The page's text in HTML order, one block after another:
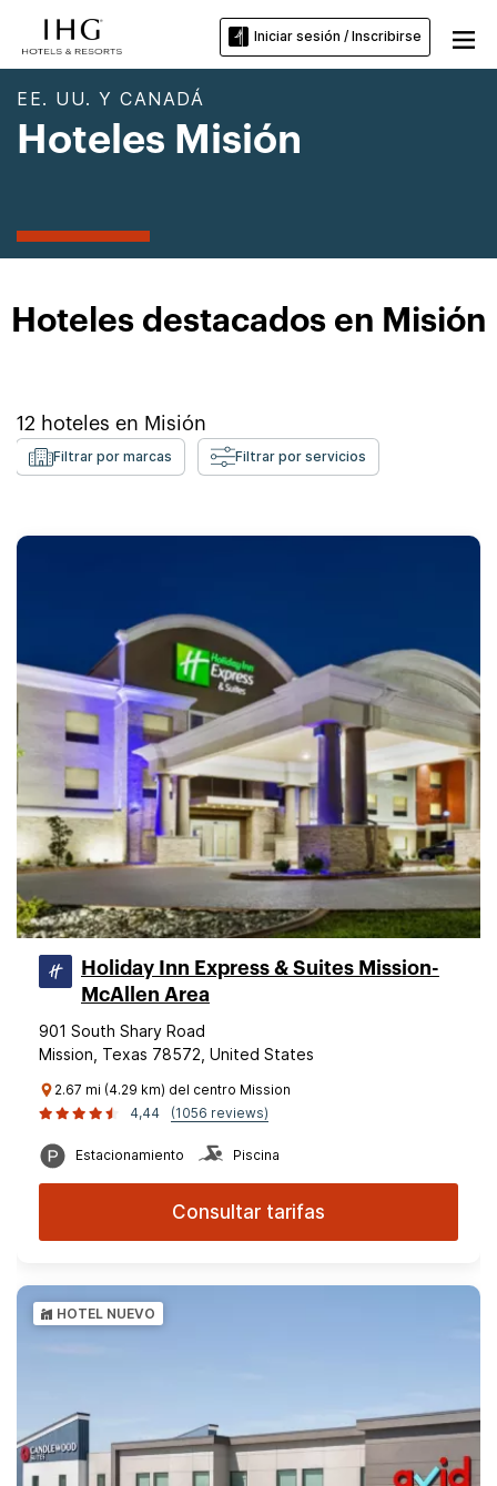
Iniciar sesión / Inscribirse
EE. UU. Y CANADÁ
Hoteles Misión
Hoteles destacados en Misión
12 hoteles en Misión
Filtrar por marcas Filtrar por servicios
Holiday Inn Express & Suites Mission-
McAllen Area
901 South Shary Road
Mission, Texas 78572, United States
2.67 mi (4.29 km) del centro Mission
4,44
(1056 reviews)
Estacionamiento Piscina
Consultar tarifas
HOTEL NUEVO